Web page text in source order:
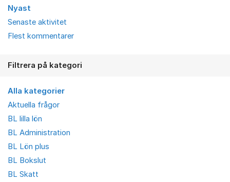
Nyast
Senaste aktivitet
Flest kommentarer
Filtrera på kategori
Alla kategorier
Aktuella frågor
BL lilla lön
BL Administration
BL Lön plus
BL Bokslut
BL Skatt